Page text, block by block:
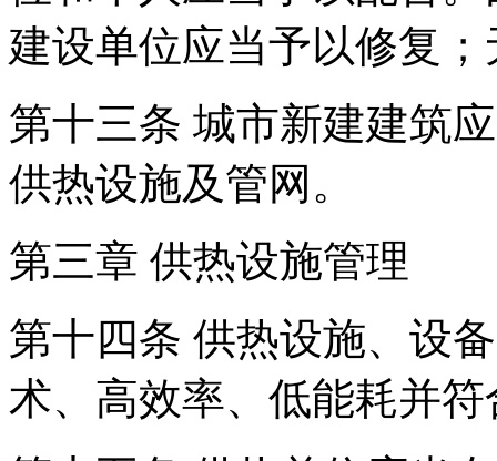
建设单位应当予以修复
第十三条 城市新建建筑
供热设施及管网。
第三章 供热设施管理
第十四条 供热设施、设
术、高效率、低能耗并